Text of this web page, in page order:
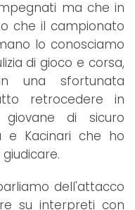
ma che in
che il campionato
lo conosciamo
di gioco e corsa,
una sfortunata
retrocedere in
di sicuro
e Kacinari che ho
dell'attacco
su interpreti con